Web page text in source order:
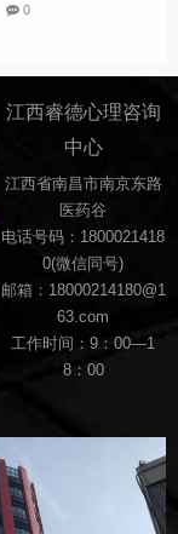
0
江西睿德心理咨询
中心
江西省南昌市南京东路
医药谷
电话号码：1800021418
0(微信同号)
邮箱：18000214180@1
63.com
工作时间：9：00—1
8：00